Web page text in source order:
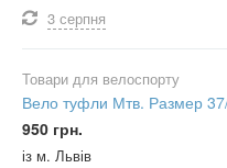
3 серпня
Товари для велоспорту
Вело туфли Мтв. Размер
950 грн.
із м. Львів